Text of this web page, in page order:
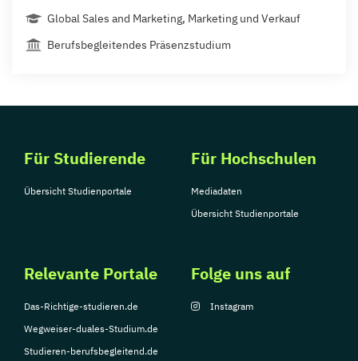
Global Sales and Marketing, Marketing und Verkauf
Berufsbegleitendes Präsenzstudium
Für Studierende
Übersicht Studienportale
Für Hochschulen
Mediadaten
Übersicht Studienportale
Relevante Portale
Das-Richtige-studieren.de
Wegweiser-duales-Studium.de
Studieren-berufsbegleitend.de
Folge uns auf
Instagram